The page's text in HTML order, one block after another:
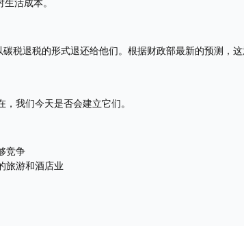
活成本。
税退税的形式退还给他们。根据财政部最新的预测，
我们今天是否会建立它们。
竞争
旅游和酒店业